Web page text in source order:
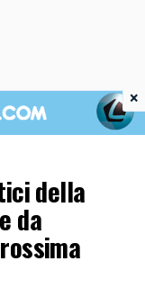
della
da
×